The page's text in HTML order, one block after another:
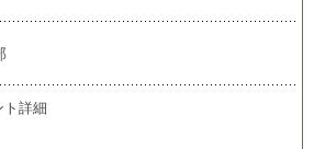
ト詳細